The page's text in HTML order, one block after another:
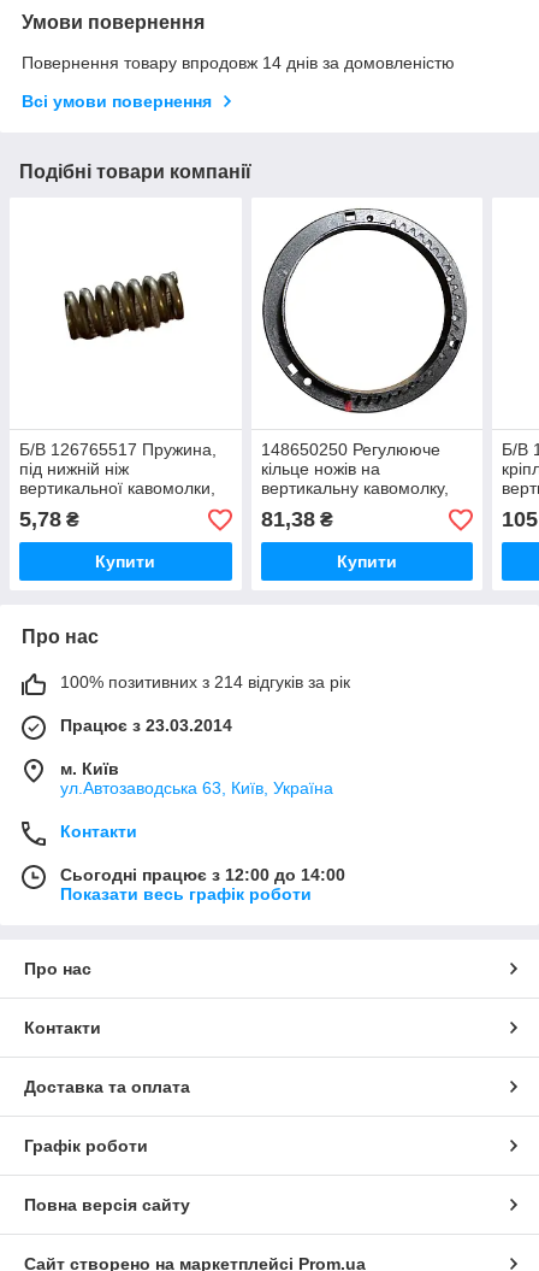
Умови повернення
Повернення товару впродовж 14 днів за домовленістю
Всі умови повернення
Подібні товари компанії
Б/В 126765517 Пружина,
під нижній ніж
вертикальної кавомолки,
Vienna, Royal
5,78 ₴
Купити
148650250 Регулююче
кільце ножів на
вертикальну кавомолку,
Royal, Vienna
81,38₴
Купити
Б/В
105
Про нас
100% позитивних з 214 відгуків за рік
Працює з 23.03.2014
м. Київ
ул.Автозаводська 63, Київ, Україна
Контакти
Сьогодні працює з 12:00 до 14:00
Показати весь графік роботи
Про нас
Контакти
Доставка та оплата
Графік роботи
Повна версія сайту
Сайт створено на маркетплейсі Prom.ua